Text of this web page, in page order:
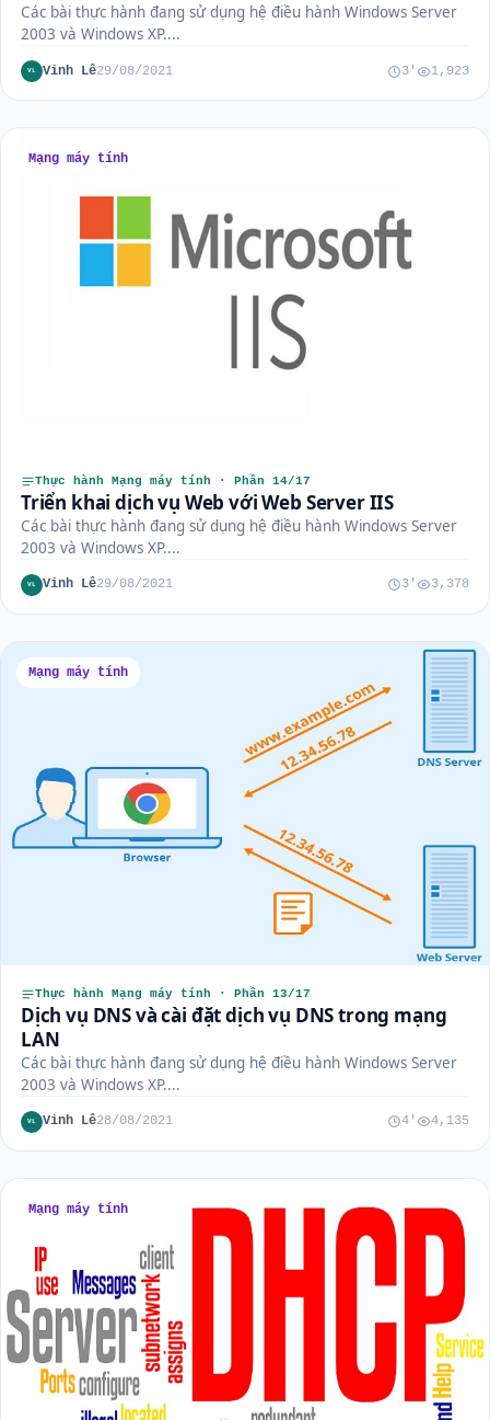
Các bài thực hành đang sử dụng hệ điều hành Windows Server
2003 và Windows XP....
VL Vinh Lê29/08/2021 3' 1,923
Mạng máy tính
Thực hành Mạng máy tính · Phần 14/17
Triển khai dịch vụ Web với Web Server IIS
Các bài thực hành đang sử dụng hệ điều hành Windows Server
2003 và Windows XP....
VL Vinh Lê29/08/2021 3' 3,378
Mạng máy tính
Thực hành Mạng máy tính · Phần 13/17
Dịch vụ DNS và cài đặt dịch vụ DNS trong mạng
LAN
Các bài thực hành đang sử dụng hệ điều hành Windows Server
2003 và Windows XP....
VL Vinh Lê28/08/2021 4' 4,135
Mạng máy tính